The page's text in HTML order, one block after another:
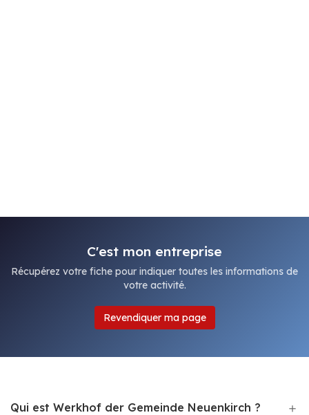
C'est mon entreprise
Récupérez votre fiche pour indiquer toutes les informations de
votre activité.
Revendiquer ma page
Qui est Werkhof der Gemeinde Neuenkirch ?